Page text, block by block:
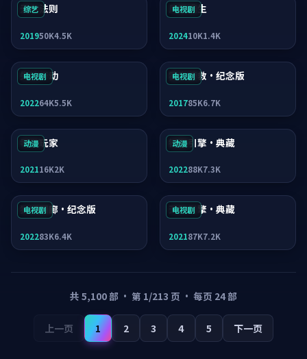
综艺
无名法则
201950K4.5K
电视剧
风暴逃生
202410K1.4K
电视剧
失控行动
202264K5.5K
电视剧
雾岛营救·纪念版
201785K6.7K
动漫
零号玩家
202116K2K
动漫
银翼引擎·典藏
202288K7.3K
电视剧
狂潮回廊·纪念版
202283K6.4K
电视剧
天际引擎·典藏
202187K7.2K
共 5,100部 · 第 1/213 页 · 每页 24部
上一页 1 2 3 4 5 下一页